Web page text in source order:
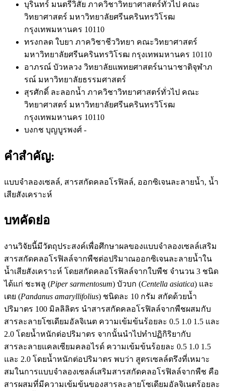
บุรินทร์ มนตรีวิสัย ภาควิชาวิทยาศาสตร์ทั่วไป คณะ
วิทยาศาสตร์ มหาวิทยาลัยศรีนครินทรวิโรฒ
กรุงเทพมหานคร 10110
ทรงกลด ใบยา ภาควิชาชีววิทยา คณะวิทยาศาสตร์
มหาวิทยาลัยศรีนครินทรวิโรฒ กรุงเทพมหานคร 10110
อาภรณ์ บัวหลวง วิทยาลัยแพทยศาสตร์นานาชาติจุฬาภ
รณ์ มหาวิทยาลัยธรรมศาสตร์
สุรศักดิ์ ละลอกน้ำ ภาควิชาวิทยาศาสตร์ทั่วไป คณะ
วิทยาศาสตร์ มหาวิทยาลัยศรีนครินทรวิโรฒ
กรุงเทพมหานคร 10110
บงกช บุญบูรพงศ์ -
คำสำคัญ:
แบบจำลองเซลล์, สารสกัดคลอโรฟิลล์, ออกซิเจนละลายน้ำ, น้ำ
เสียสังเคราะห์
บทคัดย่อ
งานวิจัยนี้มีวัตถุประสงค์เพื่อศึกษาผลของแบบจำลองเซลล์เสริม
สารสกัดคลอโรฟิลล์จากพืชต่อปริมาณออกซิเจนละลายน้ำใน
น้ำเสียสังเคราะห์ โดยสกัดคลอโรฟิลล์จากใบพืช จำนวน 3 ชนิด
ได้แก่ ชะพลู (Piper sarmentosum) บัวบก (Centella asiatica) และ
เตย (Pandanus amaryllifolius) ชนิดละ 10 กรัม สกัดด้วยน้ำ
ปริมาตร 100 มิลลิลิตร นำสารสกัดคลอโรฟิลล์จากพืชผสมกับ
สารละลายโซเดียมอัลจิเนต ความเข้มข้นร้อยละ 0.5 1.0 1.5 และ
2.0 โดยน้ำหนักต่อปริมาตร จากนั้นนำไปทำปฏิกิริยากับ
สารละลายแคลเซียมคลอไรด์ ความเข้มข้นร้อยละ 0.5 1.0 1.5
และ 2.0 โดยน้ำหนักต่อปริมาตร พบว่า สูตรเซลล์ตรึงที่เหมาะ
สมในการแบบจำลองเซลล์เสริมสารสกัดคลอโรฟิลล์จากพืช คือ
สารผสมที่มีความเข้มข้นของสารละลายโซเดียมอัลจิเนตร้อยละ